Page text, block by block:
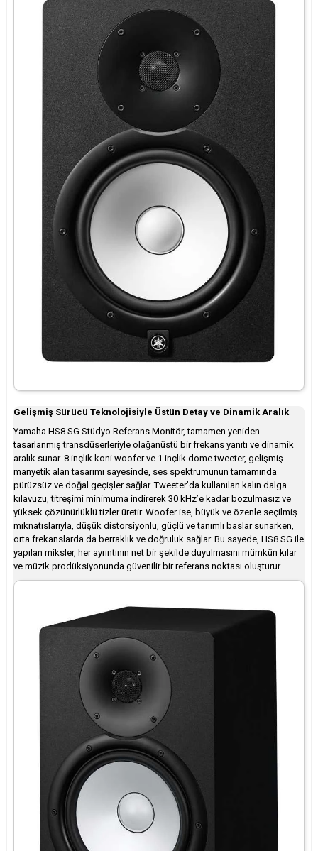
Gelişmiş Sürücü Teknolojisiyle Üstün Detay ve Dinamik Aralık
Yamaha HS8 SG Stüdyo Referans Monitör, tamamen yeniden
tasarlanmış transdüserleriyle olağanüstü bir frekans yanıtı ve dinamik
aralık sunar. 8 inçlik koni woofer ve 1 inçlik dome tweeter, gelişmiş
manyetik alan tasarımı sayesinde, ses spektrumunun tamamında
pürüzsüz ve doğal geçişler sağlar. Tweeter’da kullanılan kalın dalga
kılavuzu, titreşimi minimuma indirerek 30 kHz’e kadar bozulmasız ve
yüksek çözünürlüklü tizler üretir. Woofer ise, büyük ve özenle seçilmiş
mıknatıslarıyla, düşük distorsiyonlu, güçlü ve tanımlı baslar sunarken,
orta frekanslarda da berraklık ve doğruluk sağlar. Bu sayede, HS8 SG ile
yapılan miksler, her ayrıntının net bir şekilde duyulmasını mümkün kılar
ve müzik prodüksiyonunda güvenilir bir referans noktası oluşturur.